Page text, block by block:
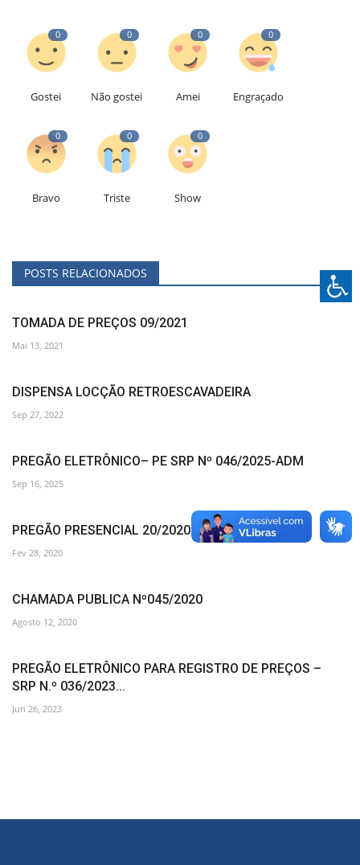
0
Gostei
0
Não gostei
0
Amei
0
Engraçado
0
Bravo
0
Triste
0
Show
POSTS RELACIONADOS
TOMADA DE PREÇOS 09/2021
Mai 13, 2021
DISPENSA LOCÇÃO RETROESCAVADEIRA
Sep 27, 2022
PREGÃO ELETRÔNICO– PE SRP Nº 046/2025-ADM
Sep 16, 2025
PREGÃO PRESENCIAL 20/2020
Fev 28, 2020
CHAMADA PUBLICA Nº045/2020
Agosto 12, 2020
PREGÃO ELETRÔNICO PARA REGISTRO DE PREÇOS –
SRP N.º 036/2023...
Jun 26, 2023